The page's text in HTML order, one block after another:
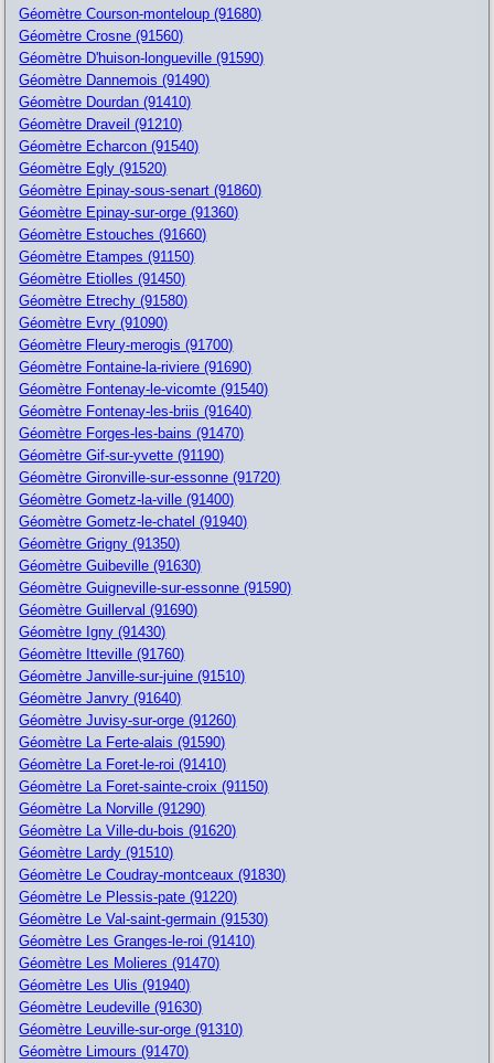
Géomètre Courson-monteloup (91680)
Géomètre Crosne (91560)
Géomètre D'huison-longueville (91590)
Géomètre Dannemois (91490)
Géomètre Dourdan (91410)
Géomètre Draveil (91210)
Géomètre Echarcon (91540)
Géomètre Egly (91520)
Géomètre Epinay-sous-senart (91860)
Géomètre Epinay-sur-orge (91360)
Géomètre Estouches (91660)
Géomètre Etampes (91150)
Géomètre Etiolles (91450)
Géomètre Etrechy (91580)
Géomètre Evry (91090)
Géomètre Fleury-merogis (91700)
Géomètre Fontaine-la-riviere (91690)
Géomètre Fontenay-le-vicomte (91540)
Géomètre Fontenay-les-briis (91640)
Géomètre Forges-les-bains (91470)
Géomètre Gif-sur-yvette (91190)
Géomètre Gironville-sur-essonne (91720)
Géomètre Gometz-la-ville (91400)
Géomètre Gometz-le-chatel (91940)
Géomètre Grigny (91350)
Géomètre Guibeville (91630)
Géomètre Guigneville-sur-essonne (91590)
Géomètre Guillerval (91690)
Géomètre Igny (91430)
Géomètre Itteville (91760)
Géomètre Janville-sur-juine (91510)
Géomètre Janvry (91640)
Géomètre Juvisy-sur-orge (91260)
Géomètre La Ferte-alais (91590)
Géomètre La Foret-le-roi (91410)
Géomètre La Foret-sainte-croix (91150)
Géomètre La Norville (91290)
Géomètre La Ville-du-bois (91620)
Géomètre Lardy (91510)
Géomètre Le Coudray-montceaux (91830)
Géomètre Le Plessis-pate (91220)
Géomètre Le Val-saint-germain (91530)
Géomètre Les Granges-le-roi (91410)
Géomètre Les Molieres (91470)
Géomètre Les Ulis (91940)
Géomètre Leudeville (91630)
Géomètre Leuville-sur-orge (91310)
Géomètre Limours (91470)